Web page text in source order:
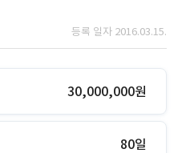
등록 일자 2016.03.15.
30,000,000원
80일